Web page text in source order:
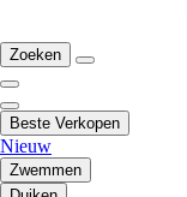
Zoeken
Beste Verkopen
Nieuw
Zwemmen